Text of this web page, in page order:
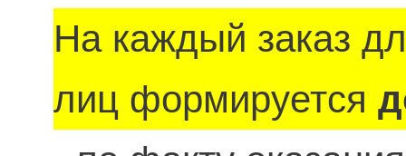
На каждый заказ
лиц формируется